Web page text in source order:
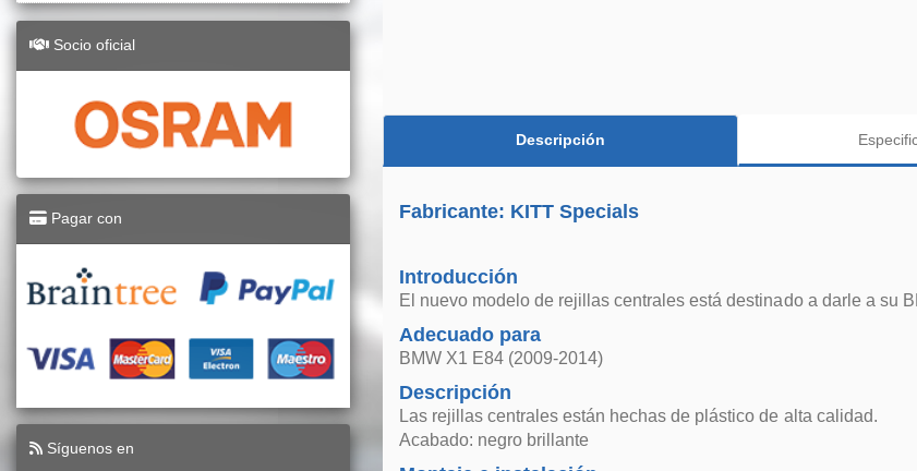
Socio oficial
Pagar con
Síguenos en
Descripción
Fabricante: KITT Specials
Introducción
El nuevo modelo de rejillas centrales está destinado a darle a su
Adecuado para
BMW X1 E84 (2009-2014)
Descripción
Las rejillas centrales están hechas de plástico de alta calidad.
Acabado: negro brillante